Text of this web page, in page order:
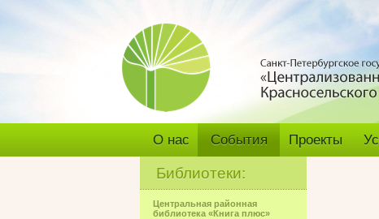
О нас События Проекты
Библиотеки:
Центральная районная
библиотека «Книга плюс»